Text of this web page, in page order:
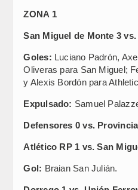
ZONA 1
San Miguel de Monte 3
Goles: Luciano Padrón,
Oliveras para San Miguel;
y Alexis Bordón para
Expulsado: Samuel
Defensores 0 vs.
Atlético RP 1 vs. San
Gol: Braian San Julián.